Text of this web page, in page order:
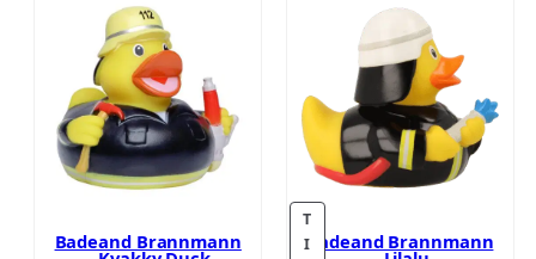
Badeand Brannmann
T
IBadeand Brannmann